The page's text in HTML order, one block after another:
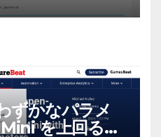
ずかなパラメ
を上回る新